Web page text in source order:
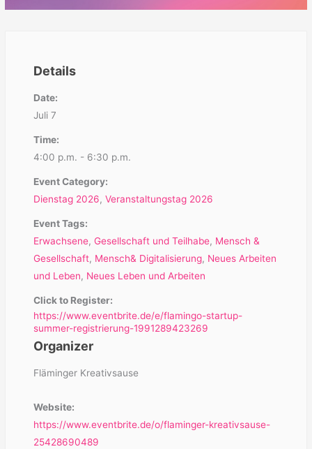
Details
Date:
Juli 7
Time:
4:00 p.m. - 6:30 p.m.
Event Category:
Dienstag 2026,Veranstaltungstag 2026
Event Tags:
Erwachsene,Gesellschaft und Teilhabe, Mensch &
Gesellschaft, Mensch& Digitalisierung, Neues Arbeiten
und Leben, Neues Leben und Arbeiten
Click to Register:
https://www.eventbrite.de/e/flamingo-startup-
summer-registrierung-1991289423269
Organizer
Fläminger Kreativsause
Website:
https://www.eventbrite.de/o/flaminger-kreativsause-
25428690489